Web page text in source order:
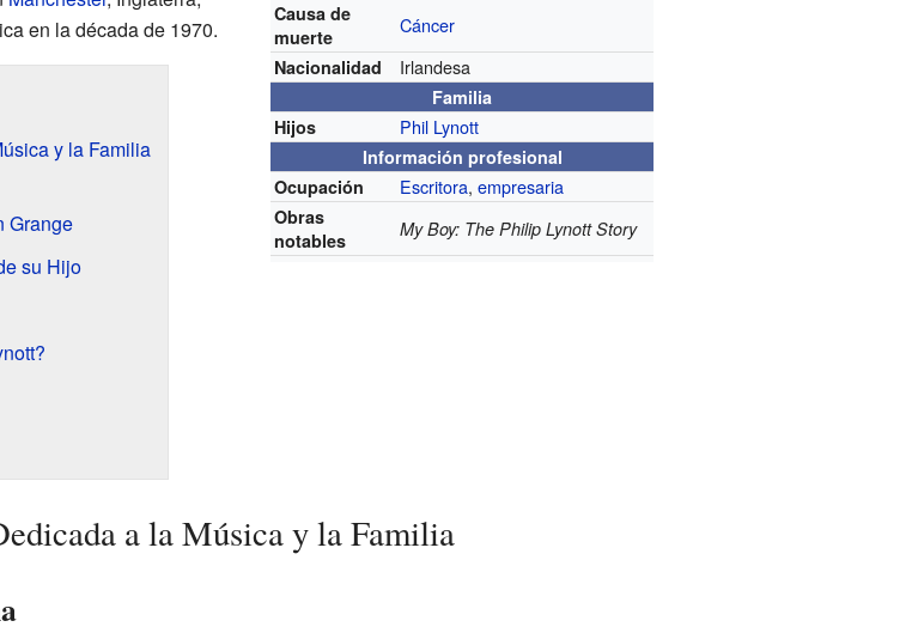
Causa de
muerte
Cáncer
Nacionalidad Irlandesa
Familia
Hijos
Phil Lynott
Información profesional
Ocupación
Escritora,empresaria
Obras
notables
My Boy: The Philip Lynott Story
en la década de 1970.
y la Familia
Grange
su Hijo
a la Música y la Familia